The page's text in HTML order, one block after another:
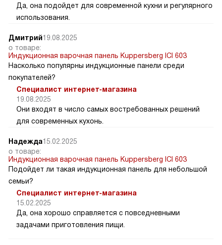
Да, она подойдет для современной кухни и регулярного
использования.
Дмитрий19.08.2025
о товаре:
Индукционная варочная панель Kuppersberg ICI 603
Насколько популярны индукционные панели среди
покупателей?
Специалист интернет-магазина
19.08.2025
Они входят в число самых востребованных решений
для современных кухонь.
Надежда15.02.2025
о товаре:
Индукционная варочная панель Kuppersberg ICI 603
Подойдет ли такая индукционная панель для небольшой
семьи?
Специалист интернет-магазина
15.02.2025
Да, она хорошо справляется с повседневными
задачами приготовления пищи.